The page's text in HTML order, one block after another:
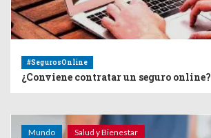
#SegurosOnline
¿Conviene contratar un seguro online?
Mundo Salud y Bienestar